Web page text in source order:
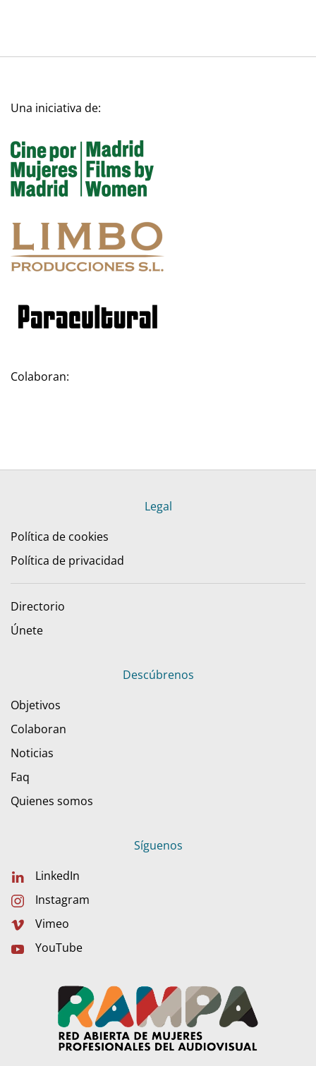
Una iniciativa de:
Colaboran:
Legal
Política de cookies
Política de privacidad
Directorio
Únete
Descúbrenos
Objetivos
Colaboran
Noticias
Faq
Quienes somos
Síguenos
LinkedIn
Instagram
Vimeo
YouTube